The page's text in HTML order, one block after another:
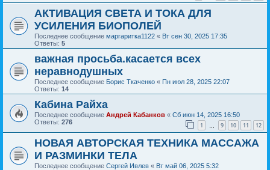
АКТИВАЦИЯ СВЕТА И ТОКА ДЛЯ
УСИЛЕНИЯ БИОПОЛЕЙ
Последнее сообщение маргаритка1122 « Вт сен 30, 2025 17:35
Ответы: 5
важная просьба.касается всех
неравнодушных
Последнее сообщение Борис Ткаченко « Пн июл 28, 2025 22:07
Ответы: 14
Кабина Райха
Последнее сообщение Андрей Кабанков « Сб июн 14, 2025 16:50
Ответы: 276 1 9 10 11 12
НОВАЯ АВТОРСКАЯ ТЕХНИКА МАССАЖА
И РАЗМИНКИ ТЕЛА
Последнее сообщение Сергей Ивлев « Вт май 06, 2025 5:32